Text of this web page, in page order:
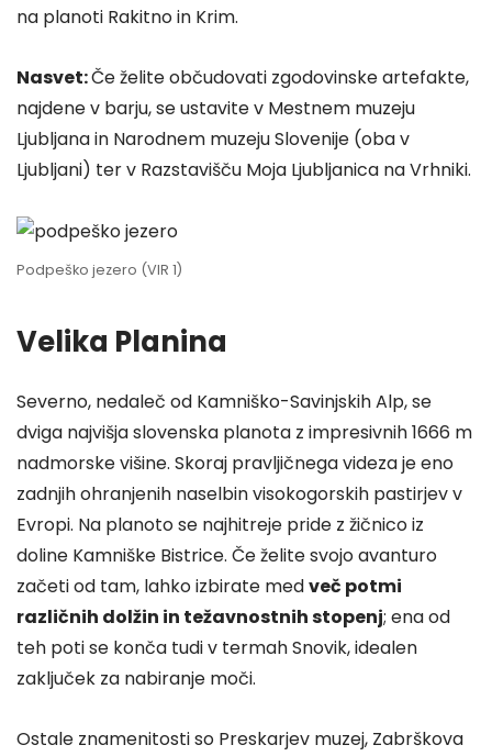
na planoti Rakitno in Krim.
Nasvet:Če želite občudovati zgodovinske artefakte,
najdene v barju, se ustavite v Mestnem muzeju
Ljubljana in Narodnem muzeju Slovenije (oba v
Ljubljani) ter v Razstavišču Moja Ljubljanica na Vrhniki.
Podpeško jezero (VIR 1)
Velika Planina
Severno, nedaleč od Kamniško-Savinjskih Alp, se
dviga najvišja slovenska planota z impresivnih 1666 m
nadmorske višine. Skoraj pravljičnega videza je eno
zadnjih ohranjenih naselbin visokogorskih pastirjev v
Evropi. Na planoto se najhitreje pride z žičnico iz
doline Kamniške Bistrice. Če želite svojo avanturo
začeti od tam, lahko izbirate medveč potmi
različnih dolžin in težavnostnih stopenj; ena od
teh poti se konča tudi v termah Snovik, idealen
zaključek za nabiranje moči.
Ostale znamenitosti so Preskarjev muzej, Zabrškova